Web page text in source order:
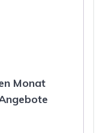
Monat